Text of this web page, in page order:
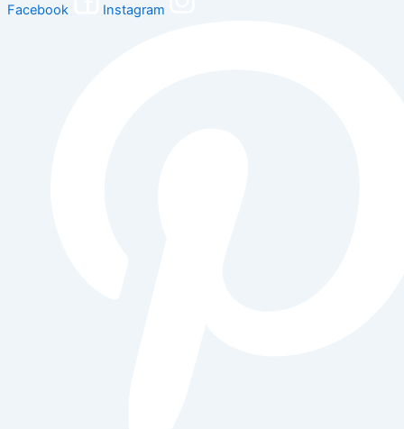
Facebook Instagram